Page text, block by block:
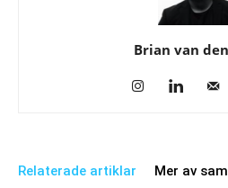
Brian van
Relaterade artiklar Mer av